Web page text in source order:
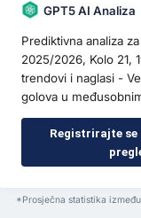
GPT5 AI Analiza
Prediktivna analiza
2025/2026, Kolo 21,
trendovi i naglasi -
golova u
Registrirajte se
*Prosječna statistika